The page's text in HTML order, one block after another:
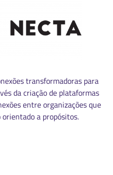
transformadoras para
da criação de plataformas
entre organizações que
a propósitos.